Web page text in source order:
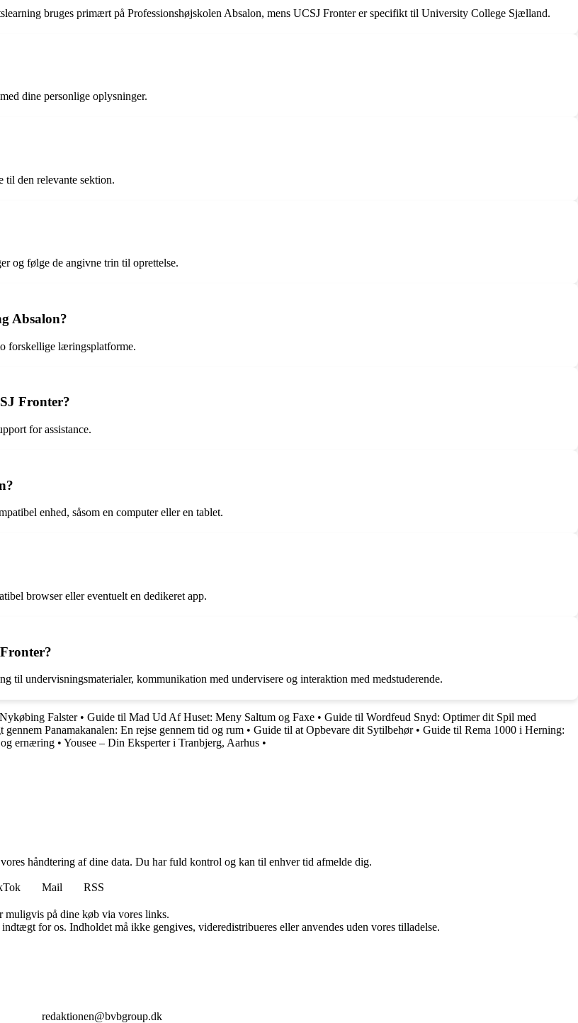
bruges primært på Professionshøjskolen Absalon, mens UCSJ Fronter er specifikt til University College Sjælland.
dine personlige oplysninger.
til den relevante sektion.
og følge de angivne trin til oprettelse.
Absalon?
forskellige læringsplatforme.
Fronter?
for assistance.
enhed, såsom en computer eller en tablet.
browser eller eventuelt en dedikeret app.
til undervisningsmaterialer, kommunikation med undervisere og interaktion med medstuderende.
Falster• Guide til Mad Ud Af Huset: Meny Saltum og Faxe • Guide til Wordfeud Snyd: Optimer dit Spil med
gennem Panamakanalen: En rejse gennem tid og rum • Guide til at Opbevare dit Sytilbehør• Guide til Rema 1000 i Herning:
ernæring • Yousee – Din Eksperter i Tranbjerg, Aarhus •
håndtering af dine data. Du har fuld kontrol og kan til enhver tid afmelde dig.
Mail
RSS
muligvis på dine køb via vores links.
for os. Indholdet må ikke gengives, videredistribueres eller anvendes uden vores tilladelse.
redaktionen@bvbgroup.dk